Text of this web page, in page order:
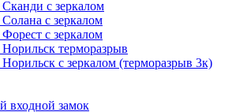
с зеркалом
с зеркалом
с зеркалом
Норильск терморазрыв
Норильск с зеркалом (терморазрыв 3к)
входной замок